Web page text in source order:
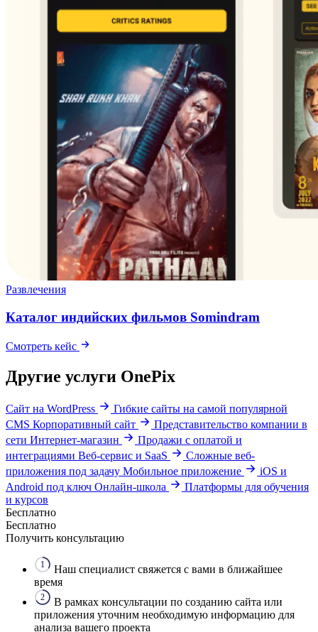
Развлечения
Каталог индийских фильмов Somindram
Смотреть кейс
Другие услуги OnePix
Сайт на WordPress
Гибкие сайты на самой популярной
CMS Корпоративный сайт
Представительство компании в
сети Интернет-магазин
Продажи с оплатой и
интеграциями Веб-сервис и SaaS
Сложные веб-
приложения под задачу Мобильное приложение
iOS и
Android под ключ Онлайн-школа
Платформы для обучения
и курсов
Бесплатно
Бесплатно
Получить консультацию
1
Наш специалист свяжется с вами в ближайшее
время
2
В рамках консультации по созданию сайта или
приложения уточним необходимую информацию для
анализа вашего проекта